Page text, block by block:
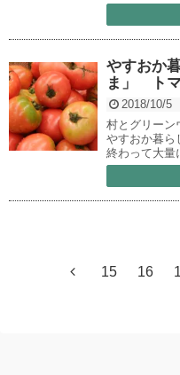
やすおか
ま」 ト
2018/10/5
村とグリーン
やすおか暮ら
終わって大量
15 16